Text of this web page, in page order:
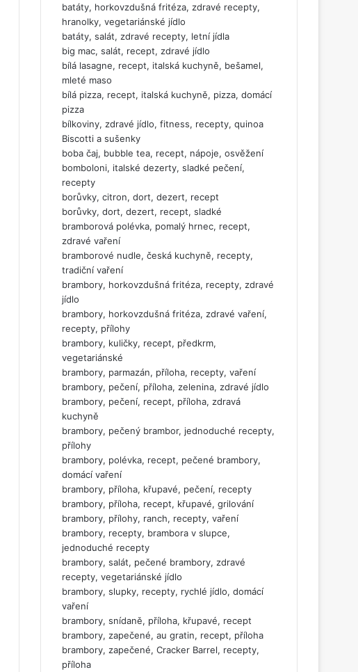
batáty, horkovzdušná fritéza, zdravé recepty,
hranolky, vegetariánské jídlo
batáty, salát, zdravé recepty, letní jídla
big mac, salát, recept, zdravé jídlo
bílá lasagne, recept, italská kuchyně, bešamel,
mleté maso
bílá pizza, recept, italská kuchyně, pizza, domácí
pizza
bílkoviny, zdravé jídlo, fitness, recepty, quinoa
Biscotti a sušenky
boba čaj, bubble tea, recept, nápoje, osvěžení
bomboloni, italské dezerty, sladké pečení,
recepty
borůvky, citron, dort, dezert, recept
borůvky, dort, dezert, recept, sladké
bramborová polévka, pomalý hrnec, recept,
zdravé vaření
bramborové nudle, česká kuchyně, recepty,
tradiční vaření
brambory, horkovzdušná fritéza, recepty, zdravé
jídlo
brambory, horkovzdušná fritéza, zdravé vaření,
recepty, přílohy
brambory, kuličky, recept, předkrm,
vegetariánské
brambory, parmazán, příloha, recepty, vaření
brambory, pečení, příloha, zelenina, zdravé jídlo
brambory, pečení, recept, příloha, zdravá
kuchyně
brambory, pečený brambor, jednoduché recepty,
přílohy
brambory, polévka, recept, pečené brambory,
domácí vaření
brambory, příloha, křupavé, pečení, recepty
brambory, příloha, recept, křupavé, grilování
brambory, přílohy, ranch, recepty, vaření
brambory, recepty, brambora v slupce,
jednoduché recepty
brambory, salát, pečené brambory, zdravé
recepty, vegetariánské jídlo
brambory, slupky, recepty, rychlé jídlo, domácí
vaření
brambory, snídaně, příloha, křupavé, recept
brambory, zapečené, au gratin, recept, příloha
brambory, zapečené, Cracker Barrel, recepty,
příloha